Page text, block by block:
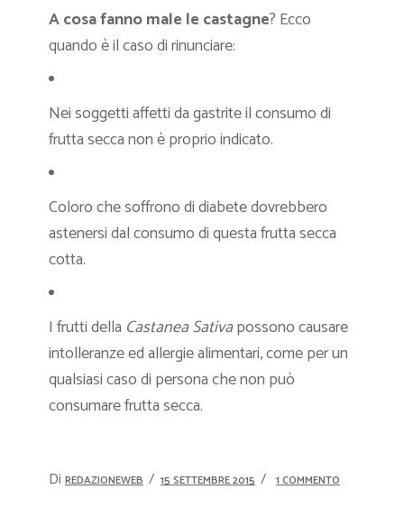
A cosa fanno male le castagne? Ecco
quando è il caso di rinunciare:
Nei soggetti affetti da gastrite il consumo di
frutta secca non è proprio indicato.
Coloro che soffrono di diabete dovrebbero
astenersi dal consumo di questa frutta secca
cotta.
I frutti della Castanea Sativapossono causare
intolleranze ed allergie alimentari, come per un
qualsiasi caso di persona che non può
consumare frutta secca.
Di REDAZIONEWEB 15 SETTEMBRE 2015 1 COMMENTO